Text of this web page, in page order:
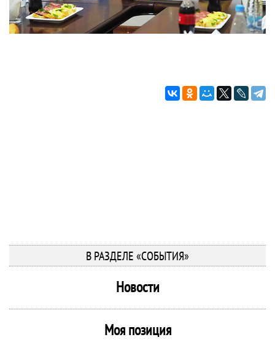
В РАЗДЕЛЕ «СОБЫТИЯ»
Новости
Моя позиция